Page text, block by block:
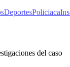
DeportesPoliciaca
del caso